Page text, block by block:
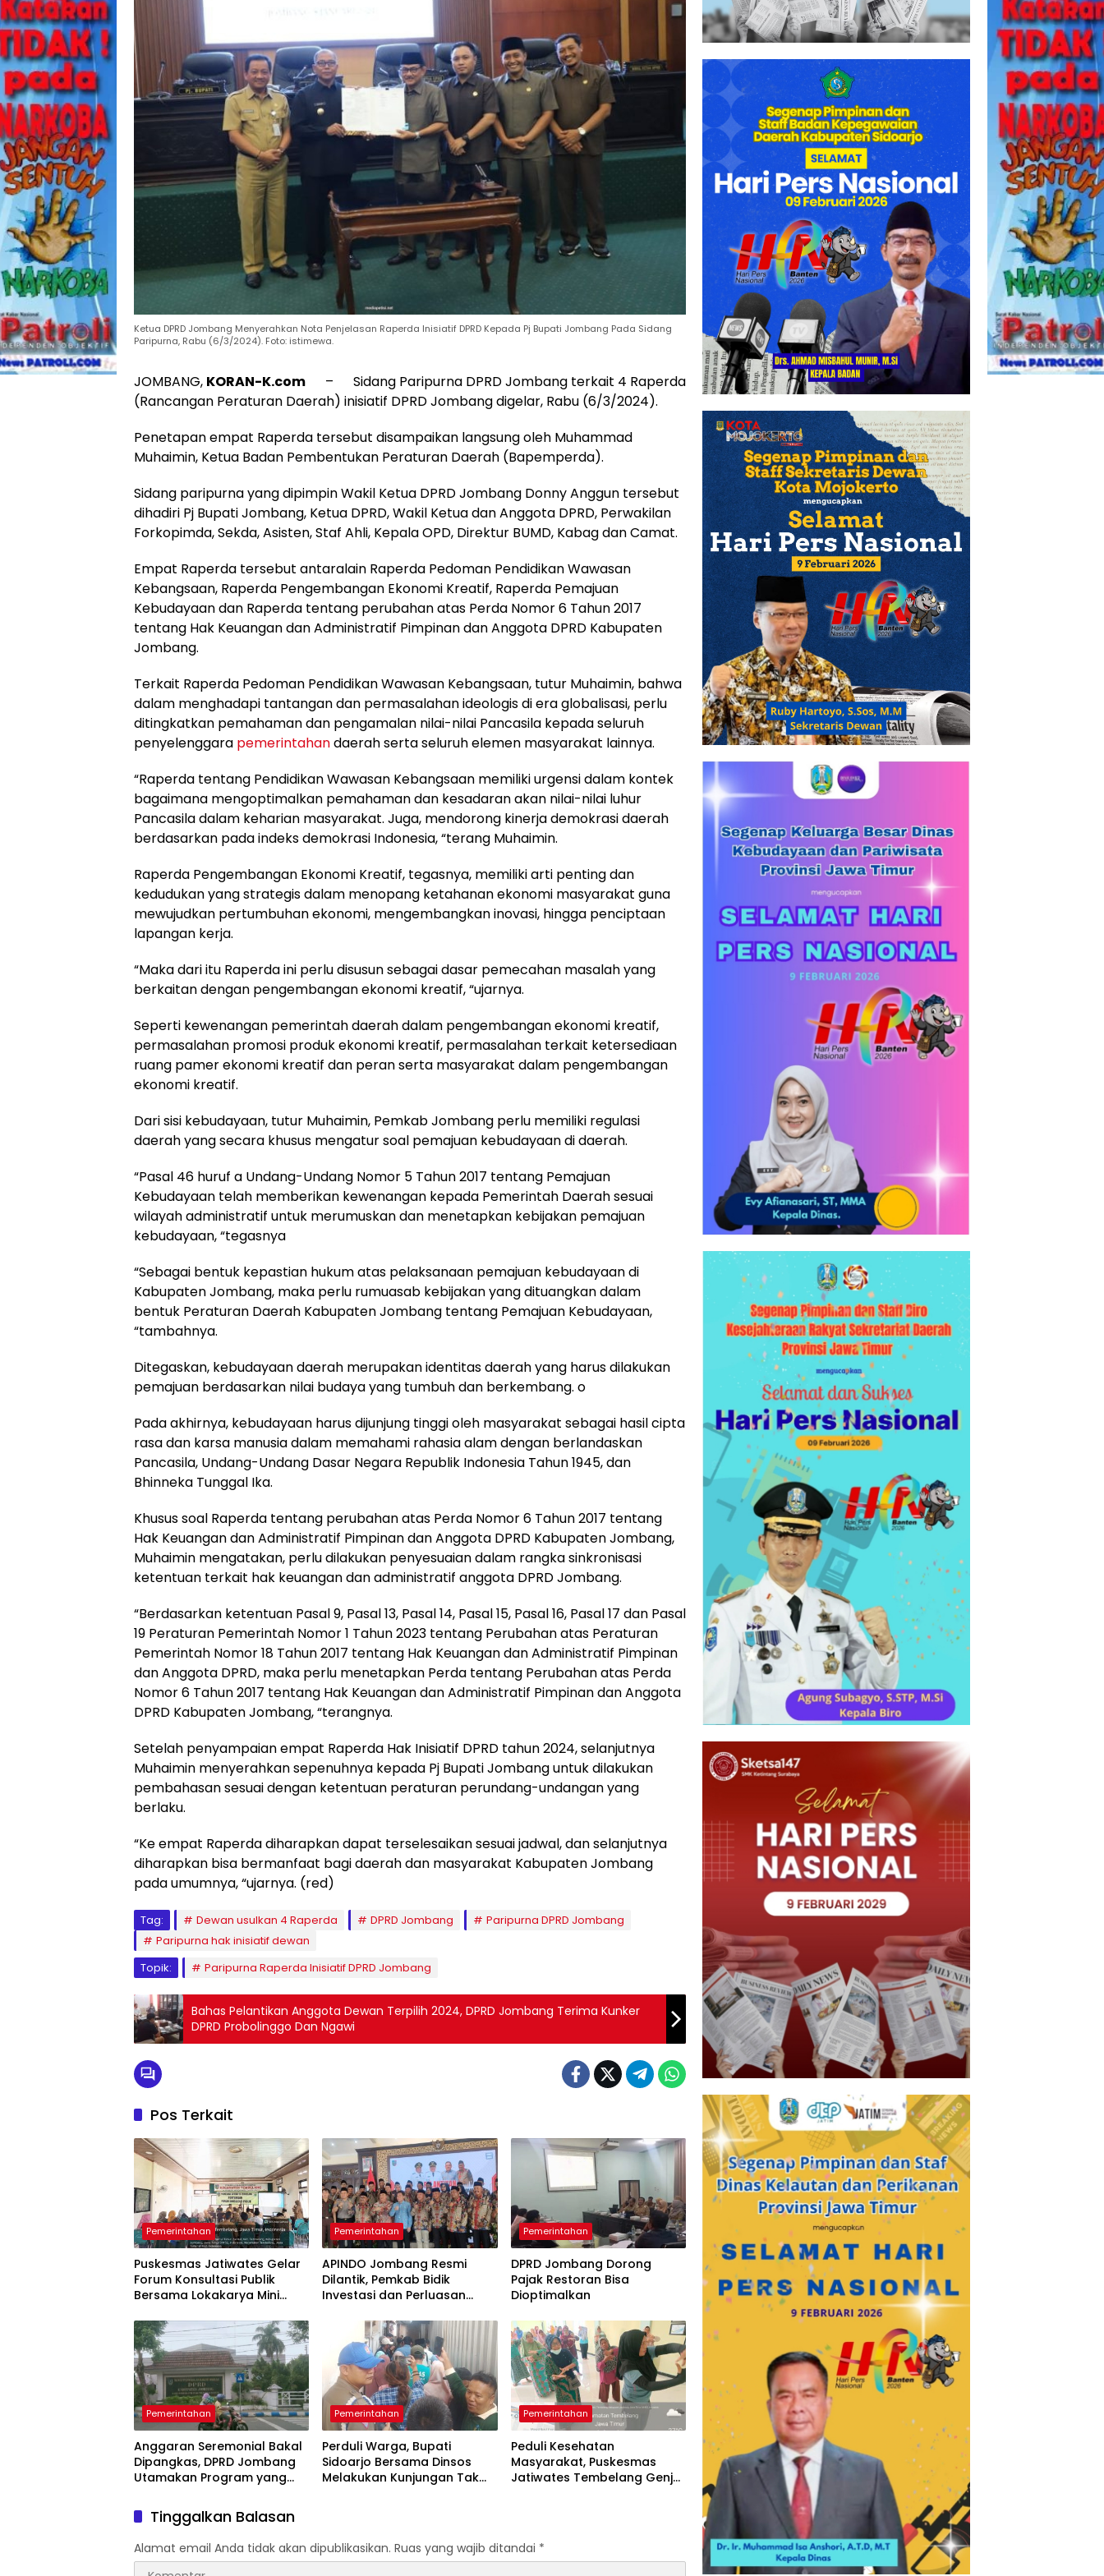
Ketua DPRD Jombang Menyerahkan Nota Penjelasan Raperda Inisiatif DPRD Kepada Pj Bupati Jombang Pada Sidang
Paripurna, Rabu (6/3/2024). Foto: istimewa.
JOMBANG, KORAN-K.com – Sidang Paripurna DPRD Jombang terkait 4 Raperda
(Rancangan Peraturan Daerah) inisiatif DPRD Jombang digelar, Rabu (6/3/2024).
Penetapan empat Raperda tersebut disampaikan langsung oleh Muhammad
Muhaimin, Ketua Badan Pembentukan Peraturan Daerah (Bapemperda).
Sidang paripurna yang dipimpin Wakil Ketua DPRD Jombang Donny Anggun tersebut
dihadiri Pj Bupati Jombang, Ketua DPRD, Wakil Ketua dan Anggota DPRD, Perwakilan
Forkopimda, Sekda, Asisten, Staf Ahli, Kepala OPD, Direktur BUMD, Kabag dan Camat.
Empat Raperda tersebut antaralain Raperda Pedoman Pendidikan Wawasan
Kebangsaan, Raperda Pengembangan Ekonomi Kreatif, Raperda Pemajuan
Kebudayaan dan Raperda tentang perubahan atas Perda Nomor 6 Tahun 2017
tentang Hak Keuangan dan Administratif Pimpinan dan Anggota DPRD Kabupaten
Jombang.
Terkait Raperda Pedoman Pendidikan Wawasan Kebangsaan, tutur Muhaimin, bahwa
dalam menghadapi tantangan dan permasalahan ideologis di era globalisasi, perlu
ditingkatkan pemahaman dan pengamalan nilai-nilai Pancasila kepada seluruh
penyelenggara pemerintahandaerah serta seluruh elemen masyarakat lainnya.
“Raperda tentang Pendidikan Wawasan Kebangsaan memiliki urgensi dalam kontek
bagaimana mengoptimalkan pemahaman dan kesadaran akan nilai-nilai luhur
Pancasila dalam keharian masyarakat. Juga, mendorong kinerja demokrasi daerah
berdasarkan pada indeks demokrasi Indonesia, “terang Muhaimin.
Raperda Pengembangan Ekonomi Kreatif, tegasnya, memiliki arti penting dan
kedudukan yang strategis dalam menopang ketahanan ekonomi masyarakat guna
mewujudkan pertumbuhan ekonomi, mengembangkan inovasi, hingga penciptaan
lapangan kerja.
“Maka dari itu Raperda ini perlu disusun sebagai dasar pemecahan masalah yang
berkaitan dengan pengembangan ekonomi kreatif, “ujarnya.
Seperti kewenangan pemerintah daerah dalam pengembangan ekonomi kreatif,
permasalahan promosi produk ekonomi kreatif, permasalahan terkait ketersediaan
ruang pamer ekonomi kreatif dan peran serta masyarakat dalam pengembangan
ekonomi kreatif.
Dari sisi kebudayaan, tutur Muhaimin, Pemkab Jombang perlu memiliki regulasi
daerah yang secara khusus mengatur soal pemajuan kebudayaan di daerah.
“Pasal 46 huruf a Undang-Undang Nomor 5 Tahun 2017 tentang Pemajuan
Kebudayaan telah memberikan kewenangan kepada Pemerintah Daerah sesuai
wilayah administratif untuk merumuskan dan menetapkan kebijakan pemajuan
kebudayaan, “tegasnya
“Sebagai bentuk kepastian hukum atas pelaksanaan pemajuan kebudayaan di
Kabupaten Jombang, maka perlu rumuasab kebijakan yang dituangkan dalam
bentuk Peraturan Daerah Kabupaten Jombang tentang Pemajuan Kebudayaan,
“tambahnya.
Ditegaskan, kebudayaan daerah merupakan identitas daerah yang harus dilakukan
pemajuan berdasarkan nilai budaya yang tumbuh dan berkembang. o
Pada akhirnya, kebudayaan harus dijunjung tinggi oleh masyarakat sebagai hasil cipta
rasa dan karsa manusia dalam memahami rahasia alam dengan berlandaskan
Pancasila, Undang-Undang Dasar Negara Republik Indonesia Tahun 1945, dan
Bhinneka Tunggal Ika.
Khusus soal Raperda tentang perubahan atas Perda Nomor 6 Tahun 2017 tentang
Hak Keuangan dan Administratif Pimpinan dan Anggota DPRD Kabupaten Jombang,
Muhaimin mengatakan, perlu dilakukan penyesuaian dalam rangka sinkronisasi
ketentuan terkait hak keuangan dan administratif anggota DPRD Jombang.
“Berdasarkan ketentuan Pasal 9, Pasal 13, Pasal 14, Pasal 15, Pasal 16, Pasal 17 dan Pasal
19 Peraturan Pemerintah Nomor 1 Tahun 2023 tentang Perubahan atas Peraturan
Pemerintah Nomor 18 Tahun 2017 tentang Hak Keuangan dan Administratif Pimpinan
dan Anggota DPRD, maka perlu menetapkan Perda tentang Perubahan atas Perda
Nomor 6 Tahun 2017 tentang Hak Keuangan dan Administratif Pimpinan dan Anggota
DPRD Kabupaten Jombang, “terangnya.
Setelah penyampaian empat Raperda Hak Inisiatif DPRD tahun 2024, selanjutnya
Muhaimin menyerahkan sepenuhnya kepada Pj Bupati Jombang untuk dilakukan
pembahasan sesuai dengan ketentuan peraturan perundang-undangan yang
berlaku.
“Ke empat Raperda diharapkan dapat terselesaikan sesuai jadwal, dan selanjutnya
diharapkan bisa bermanfaat bagi daerah dan masyarakat Kabupaten Jombang
pada umumnya, “ujarnya. (red)
Tag: Dewan usulkan 4 Raperda DPRD Jombang
Paripurna DPRD Jombang
Paripurna hak inisiatif dewan
Topik:
Paripurna Raperda Inisiatif DPRD Jombang
Bahas Pelantikan Anggota Dewan Terpilih 2024, DPRD Jombang Terima Kunker
DPRD Probolinggo Dan Ngawi
Pos Terkait
Pemerintahan
Puskesmas Jatiwates Gelar
Forum Konsultasi Publik
Bersama Lokakarya Mini
Tingkatkan Mutu Pelayanan
Kesehatan Jombang
Pemerintahan
APINDO Jombang Resmi
Dilantik, Pemkab Bidik
Investasi dan Perluasan
Pemerintahan
DPRD Jombang Dorong
Pajak Restoran Bisa
Dioptimalkan
Pemerintahan
Anggaran Seremonial Bakal
Dipangkas, DPRD Jombang
Utamakan Program yang
Pemerintahan
Perduli Warga, Bupati
Sidoarjo Bersama Dinsos
Melakukan Kunjungan Tak
Pemerintahan
Peduli Kesehatan
Masyarakat, Puskesmas
Jatiwates Tembelang Genjot
Tinggalkan Balasan
Alamat email Anda tidak akan dipublikasikan. Ruas yang wajib ditandai *